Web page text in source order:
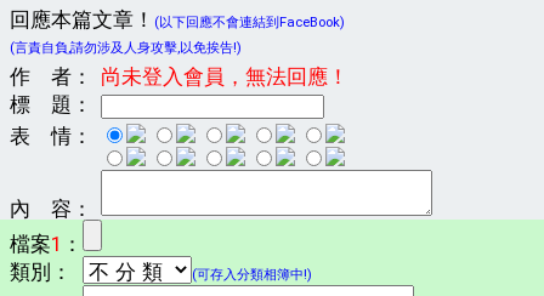
回應本篇文章！
(以下回應不會連結到FaceBook)
(言責自負,請勿涉及人身攻擊,以免挨告!)
作 者：
尚未登入會員，無法回應！
標 題：
表 情：
內 容：
檔案1 ：
類別：
(可存入分類相簿中!)